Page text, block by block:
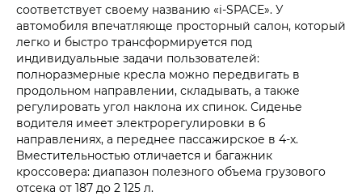
соответствует своему названию «i‑SPACE». У
автомобиля впечатляюще просторный салон, который
легко и быстро трансформируется под
индивидуальные задачи пользователей:
полноразмерные кресла можно передвигать в
продольном направлении, складывать, а также
регулировать угол наклона их спинок. Сиденье
водителя имеет электрорегулировки в 6
направлениях, а переднее пассажирское в 4-х.
Вместительностью отличается и багажник
кроссовера: диапазон полезного объема грузового
отсека от 187 до 2 125 л.